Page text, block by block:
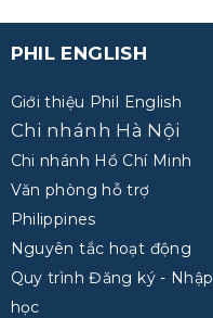
PHIL ENGLISH
Giới thiệu Phil English
Chi nhánh Hà Nội
Chi nhánh Hồ Chí Minh
Văn phòng hỗ trợ
Philippines
Nguyên tắc hoạt động
Quy trình Đăng ký - Nhập
học